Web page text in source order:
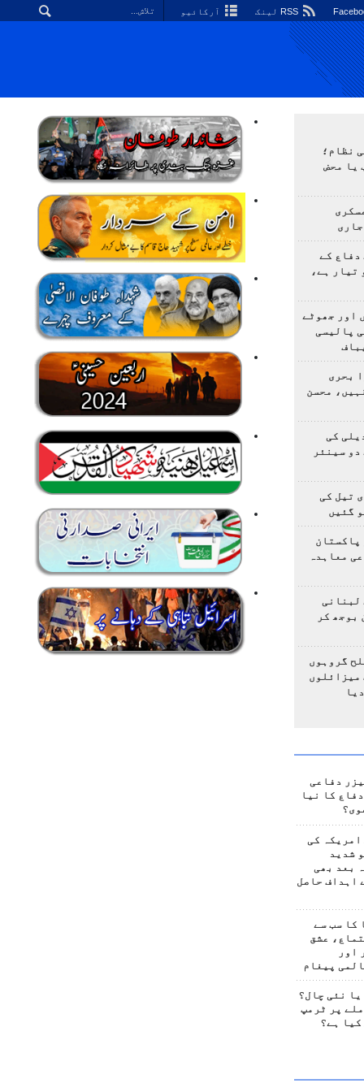
آرکائیو
نظام؛
یا محض
دفاع کے
تیار ہے،
اور جھوٹے
پالیسی
بحری
محسن
کی
سینئر
تیل کی
گئیں
پاکستان
معاہدہ
لبنانی
بوجھ کر
گروہوں
میزائلوں
دفاعی
کا نیا
امریکہ کی
شدید
بعد بھی
اہداف حاصل
کا سب سے
عشق
اور
پیغام
نئی چال؟
پر ٹرمپ
کیا ہے؟